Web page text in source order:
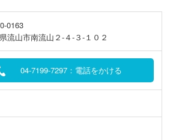
0163
流山市南流山２-４-３-１０２
04-7199-7297：電話をかける